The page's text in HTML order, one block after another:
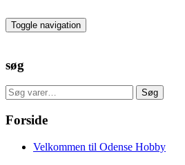
to
the
Toggle navigation
søg
Søg
efter:
Søg
Forside
Velkommen til Odense Hobby